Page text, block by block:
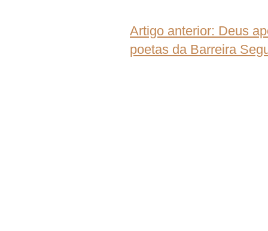
Artigo anterior: Deus
poetas da Barreira